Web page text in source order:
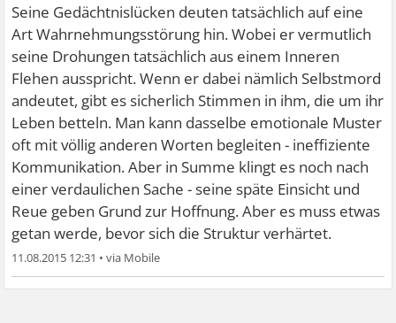
Seine Gedächtnislücken deuten tatsächlich auf eine
Art Wahrnehmungsstörung hin. Wobei er vermutlich
seine Drohungen tatsächlich aus einem Inneren
Flehen ausspricht. Wenn er dabei nämlich Selbstmord
andeutet, gibt es sicherlich Stimmen in ihm, die um ihr
Leben betteln. Man kann dasselbe emotionale Muster
oft mit völlig anderen Worten begleiten - ineffiziente
Kommunikation. Aber in Summe klingt es noch nach
einer verdaulichen Sache - seine späte Einsicht und
Reue geben Grund zur Hoffnung. Aber es muss etwas
getan werde, bevor sich die Struktur verhärtet.
11.08.2015 12:31 •